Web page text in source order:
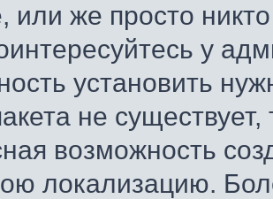
или же просто
у
установить
не
возможность
локализацию.